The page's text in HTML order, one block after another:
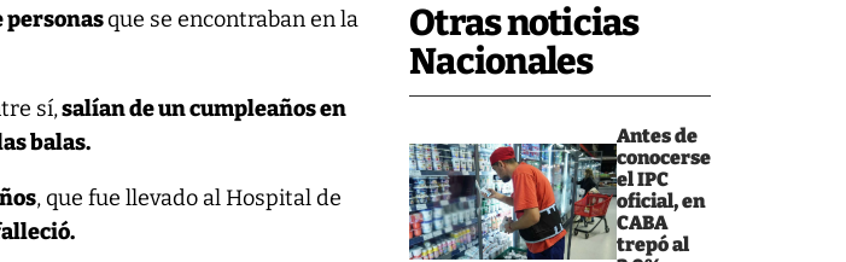
Otras noticias
Nacionales
Antes de
conocerse
el IPC
oficial, en
CABA
trepó al
personasque se encontraban en la
sí,salían de un cumpleaños en
balas.
, que fue llevado al Hospital de